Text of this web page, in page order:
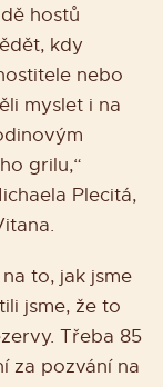
hostů
kdy
nebo
myslet i na
grilu,“
Plecitá,
to, jak jsme
jsme, že to
Třeba 85
za pozvání na